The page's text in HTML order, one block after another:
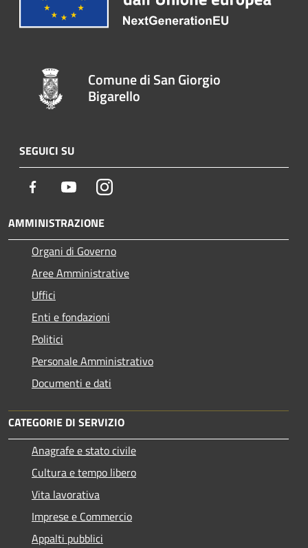
Comune di San Giorgio
Bigarello
SEGUICI SU
Facebook YoutubeInstagram
AMMINISTRAZIONE
Organi di Governo
Aree Amministrative
Uffici
Enti e fondazioni
Politici
Personale Amministrativo
Documenti e dati
CATEGORIE DI SERVIZIO
Anagrafe e stato civile
Cultura e tempo libero
Vita lavorativa
Imprese e Commercio
Appalti pubblici